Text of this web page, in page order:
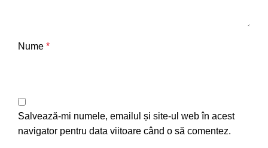
Nume *
Salvează-mi numele, emailul și site-ul web în acest
navigator pentru data viitoare când o să comentez.